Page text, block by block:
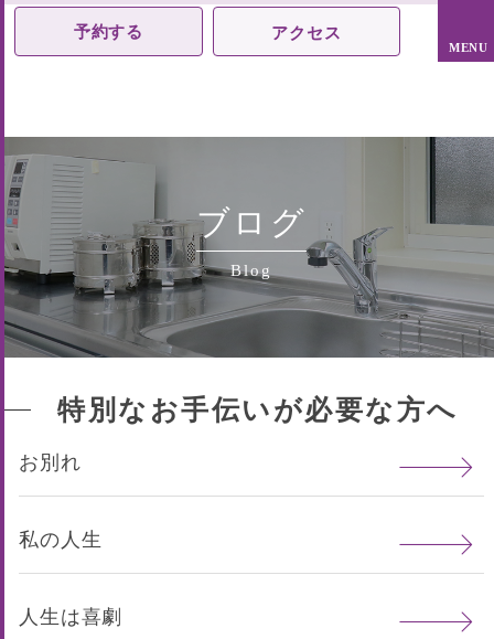
ブログ
Blog
予約する アクセス
特別なお手伝いが必要な方へ
お別れ
私の人生
人生は喜劇